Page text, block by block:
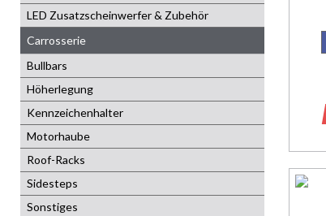
LED Zusatzscheinwerfer & Zubehör
Carrosserie
Bullbars
Höherlegung
Kennzeichenhalter
Motorhaube
Roof-Racks
Sidesteps
Sonstiges